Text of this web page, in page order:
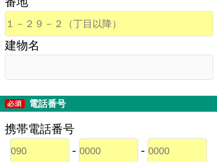
建物名
電話番号
携帯電話番号
-
-